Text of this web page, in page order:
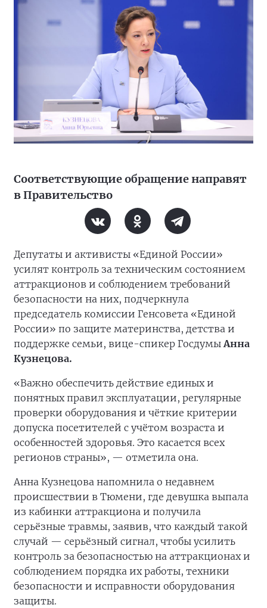
Соответствующие обращение направят
в Правительство
Депутаты и активисты «Единой России»
усилят контроль за техническим состоянием
аттракционов и соблюдением требований
безопасности на них, подчеркнула
председатель комиссии Генсовета «Единой
России» по защите материнства, детства и
поддержке семьи, вице-спикер ГосдумыАнна
Кузнецова.
«Важно обеспечить действие единых и
понятных правил эксплуатации, регулярные
проверки оборудования и чёткие критерии
допуска посетителей с учётом возраста и
особенностей здоровья. Это касается всех
регионов страны», — отметила она.
Анна Кузнецова напомнила о недавнем
происшествии в Тюмени, где девушка выпала
из кабинки аттракциона и получила
серьёзные травмы, заявив, что каждый такой
случай — серьёзный сигнал, чтобы усилить
контроль за безопасностью на аттракционах и
соблюдением порядка их работы, техники
безопасности и исправности оборудования
защиты.